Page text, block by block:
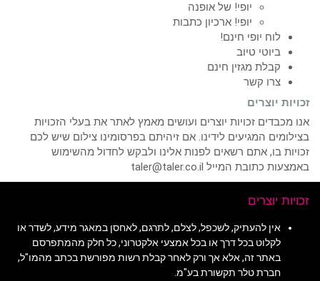
יופי! של אופנה
יופי! ארכיון כתבות
לוח יופי חינם!
ביוטי טיוב
קבלת מגזין חינם
צרו קשר
זכויות יוצרים
אנו מכבדים זכויות יוצרים ועושים מאמץ לאתר את בעלי הזכויות
בצילומים המגיעים לידינו. אם זיהיתם בפרסומינו צילום שיש לכם
זכויות בו, אתם רשאים לפנות אלינו ולבקש לחדול מהשימוש
באמצעות כתובת המייל taler@taler.co.il
זכויות יוצרים
אין להעתיק, לשכפל, לצלם, לתרגם, לאחסן במאגר מידע, לשדר או
לקלוט בכל דרך או בכל אמצעי אלקטרוני, כל חלק מהמתפרסם
באתר זה, אלא אך ורק לאחר קבלת רשות מפורשת בכתב מהמו"ל,
חברת טלר תקשורת בע"מ.